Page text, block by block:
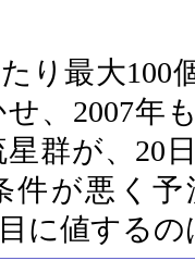
り最大100
、2007年
群が、20
件が悪く
に値する